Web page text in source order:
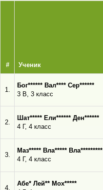
# Ученик
1.
Бог****** Вал**** Сер******
3 В, 3 класс
2.
Шат***** Ели****** Ден******
4 Г, 4 класс
3.
Маз***** Вла***** Вла*********
4 Г, 4 класс
4.
Абе* Лей** Мох*****